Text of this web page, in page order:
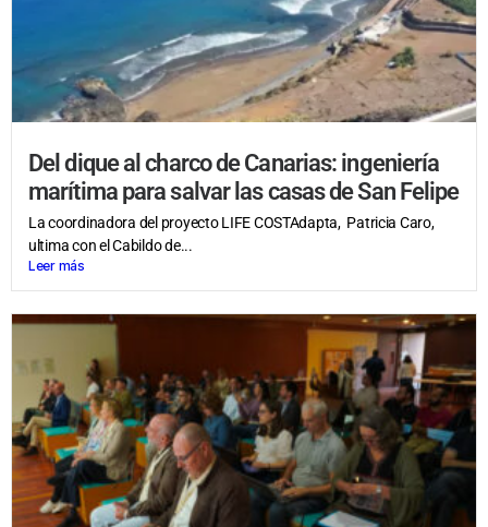
Del dique al charco de Canarias: ingeniería
marítima para salvar las casas de San Felipe
La coordinadora del proyecto LIFE COSTAdapta, Patricia Caro,
ultima con el Cabildo de...
Leer más